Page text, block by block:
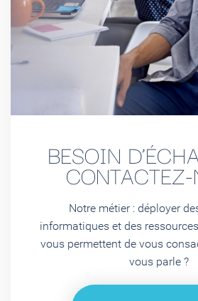
BESOIN
Notre métier : déployer
informatiques et des
vous permettent de vous
vous parle ?